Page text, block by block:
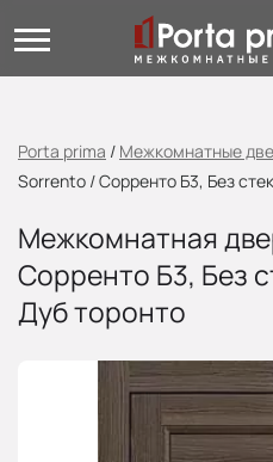
Porta prima / Межкомнатные
Sorrento / Сорренто Б3, Без
Межкомнатная
Сорренто Б3, Без
Дуб торонто